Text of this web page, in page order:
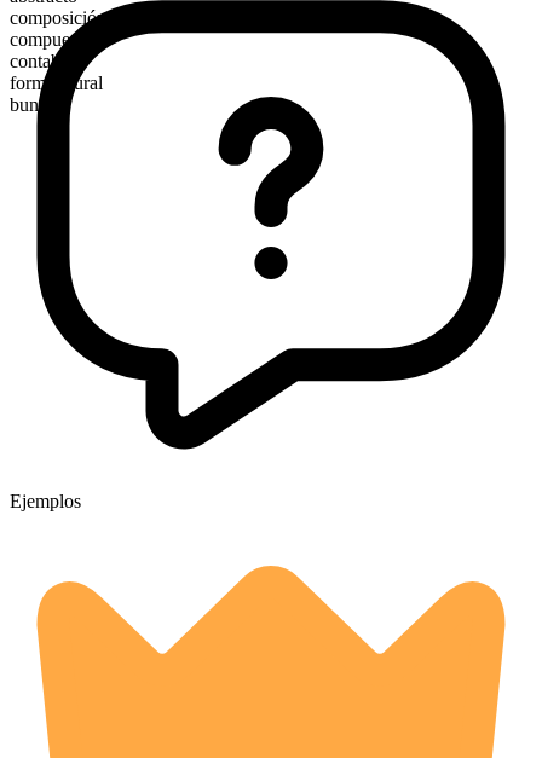
composición morfológica
compuesto
contable
forma plural
bungles
Ejemplos